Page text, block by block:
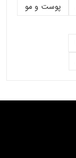
پوست و مو